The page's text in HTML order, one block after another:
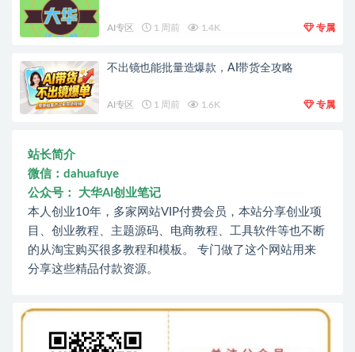
AI专区 1 周前 1.4K 专属
不出镜也能批量造爆款，AI带货全攻略
AI专区 1 周前 1.6K 专属
站长简介
微信：dahuafuye
公众号： 大华AI创业笔记
本人创业10年，多家网站VIP付费会员，本站分享创业项
目、创业教程、主题源码、电商教程、工具软件等也不断
的从淘宝购买很多教程和模板。 专门做了这个网站用来
分享这些精品付款资源。